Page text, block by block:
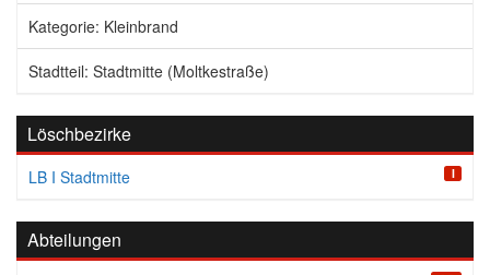
Kategorie: Kleinbrand
Stadtteil: Stadtmitte (Moltkestraße)
Löschbezirke
LB I Stadtmitte I
Abteilungen